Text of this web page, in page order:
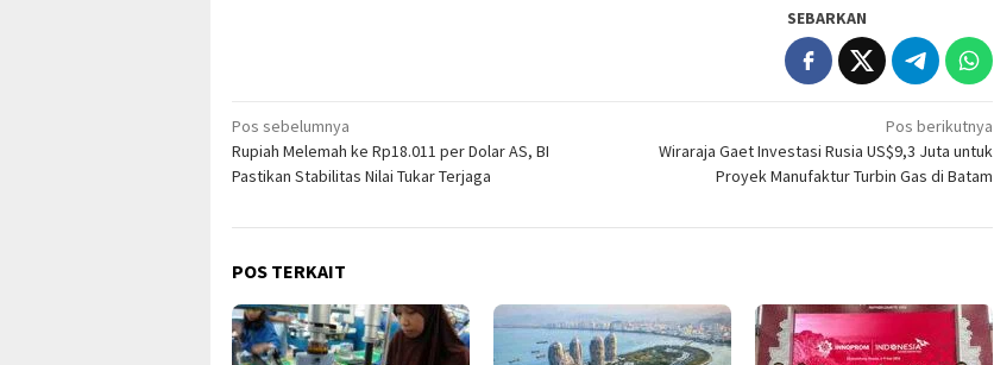
SEBARKAN
Navigasi
pos
Pos sebelumnya
Rupiah Melemah ke Rp18.011 per Dolar AS, BI
Pastikan Stabilitas Nilai Tukar Terjaga
Pos berikutnya
Wiraraja Gaet Investasi Rusia US$9,3 Juta untuk
Proyek Manufaktur Turbin Gas di Batam
POS TERKAIT